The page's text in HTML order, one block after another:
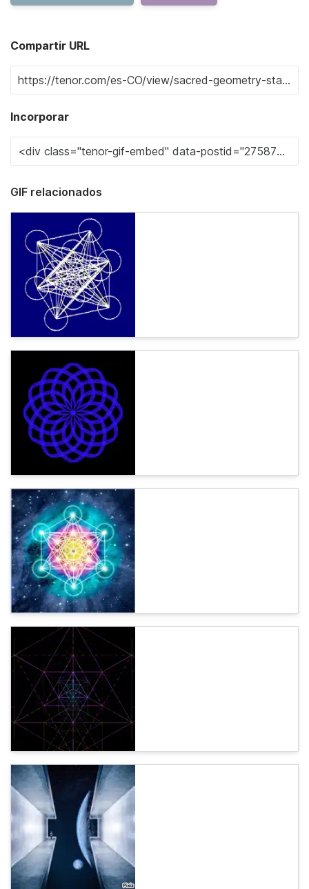
Compartir URL
Incorporar
GIF relacionados